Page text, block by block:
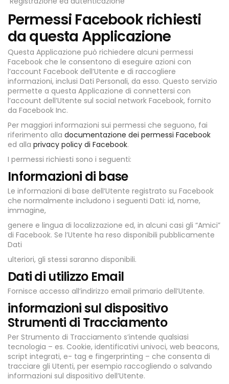
Permessi Facebook richiesti
da questa Applicazione
Questa Applicazione può richiedere alcuni permessi
Facebook che le consentono di eseguire azioni con
l’account Facebook dell’Utente e di raccogliere
informazioni, inclusi Dati Personali, da esso. Questo servizio
permette a questa Applicazione di connettersi con
l’account dell’Utente sul social network Facebook, fornito
da Facebook Inc.
Per maggiori informazioni sui permessi che seguono, fai
riferimento alla documentazione dei permessi Facebook
ed alla privacy policy di Facebook.
I permessi richiesti sono i seguenti:
Informazioni di base
Le informazioni di base dell’Utente registrato su Facebook
che normalmente includono i seguenti Dati: id, nome,
immagine,
genere e lingua di localizzazione ed, in alcuni casi gli “Amici”
di Facebook. Se l’Utente ha reso disponibili pubblicamente
Dati
ulteriori, gli stessi saranno disponibili.
Dati di utilizzo Email
Fornisce accesso all’indirizzo email primario dell’Utente.
informazioni sul dispositivo
Strumenti di Tracciamento
Per Strumento di Tracciamento s’intende qualsiasi
tecnologia – es. Cookie, identificativi univoci, web beacons,
script integrati, e- tag e fingerprinting – che consenta di
tracciare gli Utenti, per esempio raccogliendo o salvando
informazioni sul dispositivo dell’Utente.